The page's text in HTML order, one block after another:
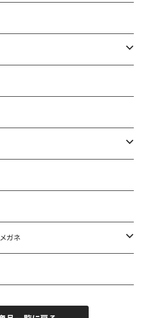
ィアン
ィアン
ストック
RESEARCH
ェデザイン
ガネ